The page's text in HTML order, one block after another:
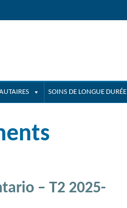
SOINS DE LONGUE DURÉE
– T2 2025-